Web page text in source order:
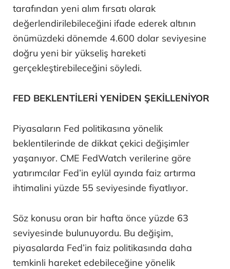
tarafından yeni alım fırsatı olarak
değerlendirilebileceğini ifade ederek altının
önümüzdeki dönemde 4.600 dolar seviyesine
doğru yeni bir yükseliş hareketi
gerçekleştirebileceğini söyledi.
FED BEKLENTİLERİ YENİDEN ŞEKİLLENİYOR
Piyasaların Fed politikasına yönelik
beklentilerinde de dikkat çekici değişimler
yaşanıyor. CME FedWatch verilerine göre
yatırımcılar Fed’in eylül ayında faiz artırma
ihtimalini yüzde 55 seviyesinde fiyatlıyor.
Söz konusu oran bir hafta önce yüzde 63
seviyesinde bulunuyordu. Bu değişim,
piyasalarda Fed’in faiz politikasında daha
temkinli hareket edebileceğine yönelik